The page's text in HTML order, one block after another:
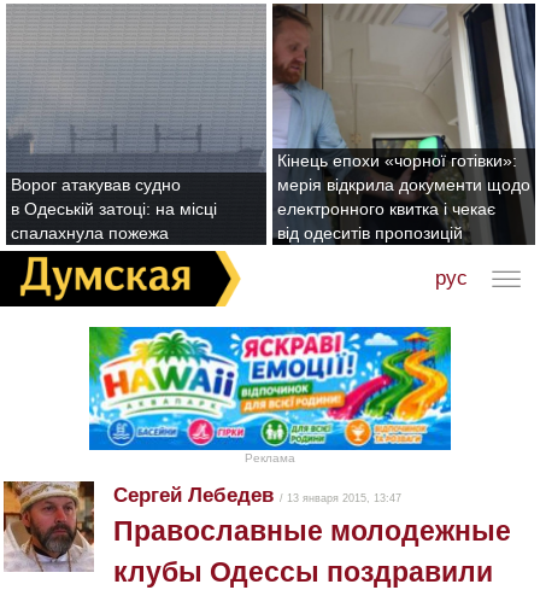
Ворог атакував судно
в Одеській затоці: на місці
спалахнула пожежа
Кінець епохи «чорної готівки»:
мерія відкрила документи щодо
електронного квитка і чекає
від одеситів пропозицій
рус
Реклама
Сергей Лебедев / 13 января 2015, 13:47
Православные молодежные
клубы Одессы поздравили